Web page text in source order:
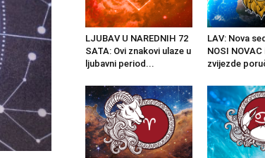
LJUBAV U NAREDNIH 72
SATA: Ovi znakovi ulaze u
ljubavni period...
LAV: Nova
NOSI NOVAC
zvijezde